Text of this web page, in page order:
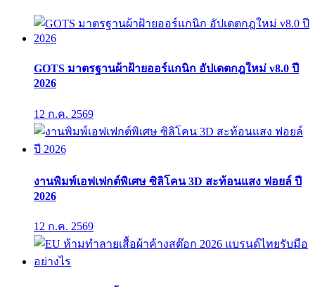
GOTS มาตรฐานผ้าฝ้ายออร์แกนิก อัปเดตกฎใหม่ v8.0 ปี
2026
12 ก.ค. 2569
งานพิมพ์เอฟเฟกต์พิเศษ ซิลิโคน 3D สะท้อนแสง ฟอยล์ ปี
2026
12 ก.ค. 2569